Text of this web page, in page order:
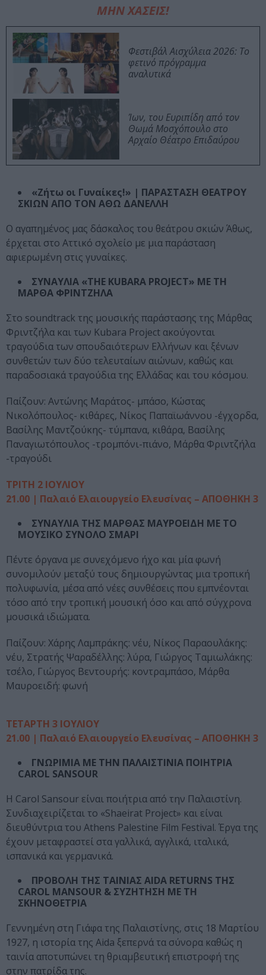
ΜΗΝ ΧΑΣΕΙΣ!
Φεστιβάλ Αισχύλεια 2026: Το
φετινό πρόγραμμα
αναλυτικά
Ίων, του Ευριπίδη από τον
Θωμά Μοσχόπουλο στο
Αρχαίο Θέατρο Επιδαύρου
«Ζήτω οι Γυναίκες!» | ΠΑΡΑΣΤΑΣΗ ΘΕΑΤΡΟΥ
ΣΚΙΩΝ ΑΠΟ ΤΟΝ ΑΘΩ ΔΑΝΕΛΛΗ
Ο αγαπημένος μας δάσκαλος του θεάτρου σκιών Άθως,
έρχεται στο Αττικό σχολείο με μια παράσταση
αφιερωμένη στις γυναίκες.
ΣΥΝΑΥΛΙΑ «THE KUBARA PROJECT» ΜΕ ΤΗ
ΜΑΡΘΑ ΦΡΙΝΤΖΗΛΑ
Στο soundtrack της μουσικής παράστασης της Μάρθας
Φριντζήλα και των Kubara Project ακούγονται
τραγούδια των σπουδαιότερων Ελλήνων και ξένων
συνθετών των δύο τελευταίων αιώνων, καθώς και
παραδοσιακά τραγούδια της Ελλάδας και του κόσμου.
Παίζουν: Αντώνης Μαράτος- μπάσο, Κώστας
Νικολόπουλος- κιθάρες, Νίκος Παπαϊωάννου -έγχορδα,
Βασίλης Μαντζούκης- τύμπανα, κιθάρα, Βασίλης
Παναγιωτόπουλος -τρομπόνι-πιάνο, Μάρθα Φριντζήλα
-τραγούδι
ΤΡΙΤΗ 2 ΙΟΥΛΙΟΥ
21.00 | Παλαιό Ελαιουργείο Ελευσίνας – ΑΠΟΘΗΚΗ 3
ΣΥΝΑΥΛΙΑ ΤΗΣ ΜΑΡΘΑΣ ΜΑΥΡΟΕΙΔΗ ME TO
ΜΟΥΣΙΚΟ ΣΥΝΟΛΟ ΣΜΑΡΙ
Πέντε όργανα με συνεχόμενο ήχο και μία φωνή
συνομιλούν μεταξύ τους δημιουργώντας μια τροπική
πολυφωνία, μέσα από νέες συνθέσεις που εμπνέονται
τόσο από την τροπική μουσική όσο και από σύγχρονα
μουσικά ιδιώματα.
Παίζουν: Χάρης Λαμπράκης: νέυ, Νίκος Παραουλάκης:
νέυ, Στρατής Ψαραδέλλης: λύρα, Γιώργος Ταμιωλάκης:
τσέλο, Γιώργος Βεντουρής: κοντραμπάσο, Μάρθα
Μαυροειδή: φωνή
ΤΕΤΑΡΤΗ 3 ΙΟΥΛΙΟΥ
21.00 | Παλαιό Ελαιουργείο Ελευσίνας – ΑΠΟΘΗΚΗ 3
ΓΝΩΡΙΜΙΑ ΜΕ ΤΗΝ ΠΑΛΑΙΣΤΙΝΙΑ ΠΟΙΗΤΡΙΑ
CAROL SANSOUR
Η Carol Sansour είναι ποιήτρια από την Παλαιστίνη.
Συνδιαχειρίζεται το «Shaeirat Project» και είναι
διευθύντρια του Athens Palestine Film Festival. Έργα της
έχουν μεταφραστεί στα γαλλικά, αγγλικά, ιταλικά,
ισπανικά και γερμανικά.
ΠΡΟΒΟΛΗ ΤΗΣ ΤΑΙΝΙΑΣ AIDA RETURNS ΤΗΣ
CAROL MANSOUR & ΣΥΖΗΤΗΣΗ ΜΕ ΤΗ
ΣΚΗΝΟΘΕΤΡΙΑ
Γεννημένη στη Γιάφα της Παλαιστίνης, στις 18 Μαρτίου
1927, η ιστορία της Aida ξεπερνά τα σύνορα καθώς η
ταινία αποτυπώνει τη θριαμβευτική επιστροφή της
στην πατρίδα της.